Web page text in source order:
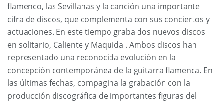
flamenco, las Sevillanas y la canción una importante
cifra de discos, que complementa con sus conciertos y
actuaciones. En este tiempo graba dos nuevos discos
en solitario, Caliente y Maquida . Ambos discos han
representado una reconocida evolución en la
concepción contemporánea de la guitarra flamenca. En
las últimas fechas, compagina la grabación con la
producción discográfica de importantes figuras del